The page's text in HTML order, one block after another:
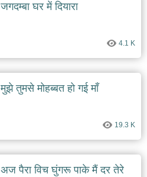
जगदम्बा घर में दियारा
4.1 K
मुझे तुमसे मोहब्बत हो गई माँ
19.3 K
अज पैरा विच घुंगरू पाके मैं दर तेरे